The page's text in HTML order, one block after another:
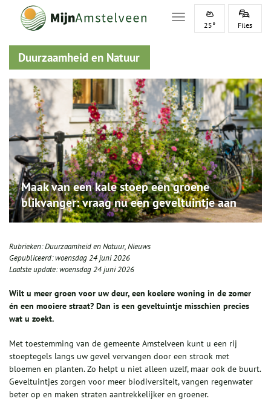
Toggle navigation
25° Files
Duurzaamheid en Natuur
Maak van een kale stoep een groene
blikvanger: vraag nu een geveltuintje aan
Rubrieken:Duurzaamheid en Natuur,Nieuws
Gepubliceerd:woensdag 24 juni 2026
Laatste update:woensdag 24 juni 2026
Wilt u meer groen voor uw deur, een koelere woning in de zomer
én een mooiere straat? Dan is een geveltuintje misschien precies
wat u zoekt.
Met toestemming van de gemeente Amstelveen kunt u een rij
stoeptegels langs uw gevel vervangen door een strook met
bloemen en planten. Zo helpt u niet alleen uzelf, maar ook de buurt.
Geveltuintjes zorgen voor meer biodiversiteit, vangen regenwater
beter op en maken straten aantrekkelijker en groener.